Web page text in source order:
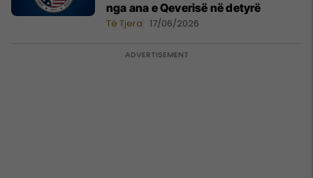
nga ana e Qeverisë në detyrë
Të Tjera 17/06/2026